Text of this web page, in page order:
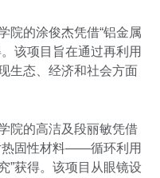
院的涂俊杰凭借“铝金属
该项目旨在通过再利用
生态、经济和社会方面
院的高洁及段丽敏凭借
热固性材料——循环利用
”获得。该项目从眼镜设